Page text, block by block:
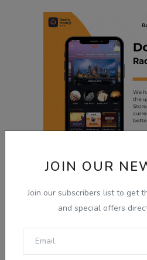
JOIN OUR
Join our subscribers list to get
and special offers
Related Posts